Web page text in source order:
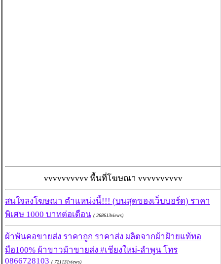
vvvvvvvvvv พื้นที่โฆษณา vvvvvvvvvv
สนใจลงโฆษณา ตำแหน่งนี้!!! (บนสุดของเว็บบอร์ด) ราคา
พิเศษ 1000 บาทต่อเดือน ( 268613views)
ผ้าพันคอขายส่ง ราคาถูก ราคาส่ง ผลิตจากผ้าฝ้ายแท้ทอ
มือ100% ผ้าขาวม้าขายส่ง #เชียงใหม่-ลำพูน โทร
0866728103 ( 721131views)